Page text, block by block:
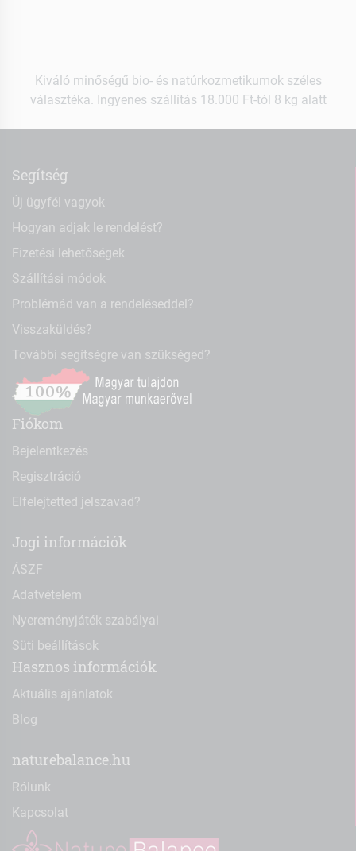
Kiváló minőségű bio- és natúrkozmetikumok széles
választéka. Ingyenes szállítás 18.000 Ft-tól 8 kg alatt
Segítség
Új ügyfél vagyok
Hogyan adjak le rendelést?
Fizetési lehetőségek
Szállítási módok
Problémád van a rendeléseddel?
Visszaküldés?
További segítségre van szükséged?
Fiókom
Bejelentkezés
Regisztráció
Elfelejtetted jelszavad?
Jogi információk
ÁSZF
Adatvételem
Nyereményjáték szabályai
Süti beállítások
Hasznos információk
Aktuális ajánlatok
Blog
naturebalance.hu
Rólunk
Kapcsolat